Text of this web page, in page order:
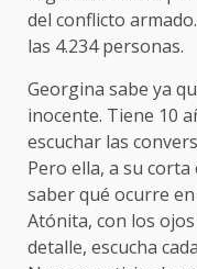
del conflicto
las 4.234 personas.
Georgina sabe ya
inocente. Tiene 10
escuchar las
Pero ella, a su corta
saber qué ocurre
Atónita, con los
detalle, escucha